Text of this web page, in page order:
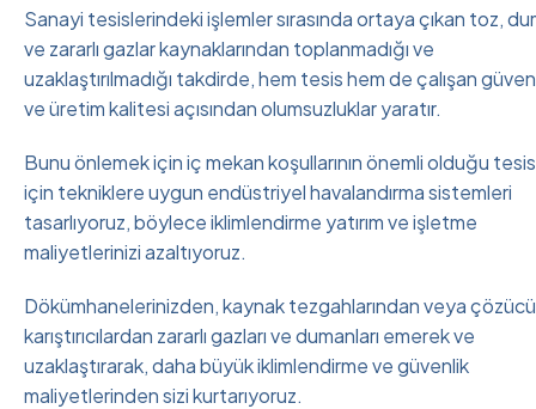
Sanayi tesislerindeki işlemler sırasında ortaya çıkan toz,
ve zararlı gazlar kaynaklarından toplanmadığı ve
uzaklaştırılmadığı takdirde, hem tesis hem de çalışan
ve üretim kalitesi açısından olumsuzluklar yaratır.
Bunu önlemek için iç mekan koşullarının önemli olduğu
için tekniklere uygun endüstriyel havalandırma sistemleri
tasarlıyoruz, böylece iklimlendirme yatırım ve işletme
maliyetlerinizi azaltıyoruz.
Dökümhanelerinizden, kaynak tezgahlarından veya çözücü
karıştırıcılardan zararlı gazları ve dumanları emerek ve
uzaklaştırarak, daha büyük iklimlendirme ve güvenlik
maliyetlerinden sizi kurtarıyoruz.